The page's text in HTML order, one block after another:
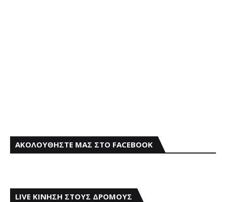
ΑΚΟΛΟΥΘΗΣΤΕ ΜΑΣ ΣΤΟ FACEBOOK
LIVE ΚΙΝΗΣΗ ΣΤΟΥΣ ΔΡΟΜΟΥΣ